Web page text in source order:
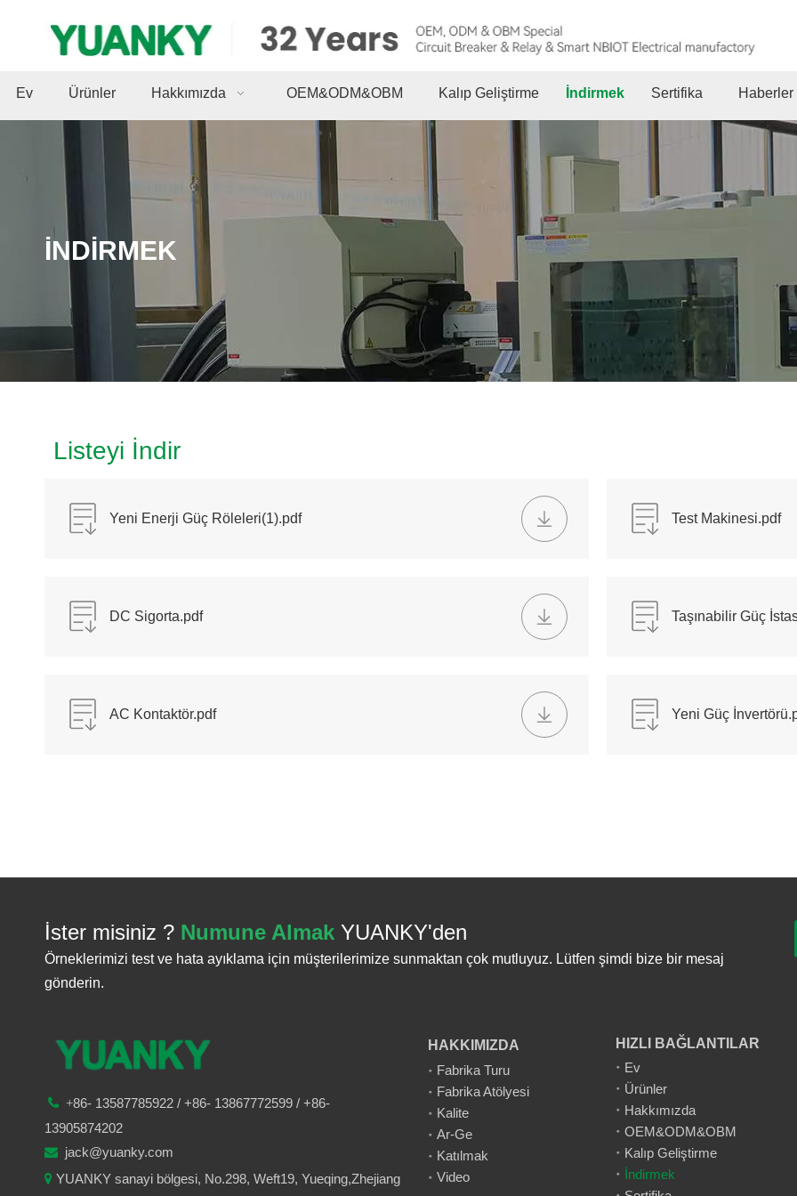
Ev Ürünler Hakkımızda OEM&ODM&OBM Kalıp Geliştirme İndirmek Sertifika Haberler
İNDİRMEK
Listeyi İndir
Yeni Enerji Güç Röleleri(1).pdf Test Makinesi.pdf
DC Sigorta.pdf Taşınabilir Güç
AC Kontaktör.pdf Yeni Güç
İster misiniz ? Numune Almak YUANKY'den
Örneklerimizi test ve hata ayıklama için müşterilerimize sunmaktan çok mutluyuz. Lütfen şimdi bize bir mesaj
gönderin.
 +86- 13587785922 / +86- 13867772599 / +86-
13905874202
 jack@yuanky.com
 YUANKY sanayi bölgesi, No.298, Weft19, Yueqing,Zhejiang
HAKKIMIZDA
Fabrika Turu
Fabrika Atölyesi
Kalite
Ar-Ge
Katılmak
Video
HIZLI BAĞLANTILAR
Ev
Ürünler
Hakkımızda
OEM&ODM&OBM
Kalıp Geliştirme
İndirmek